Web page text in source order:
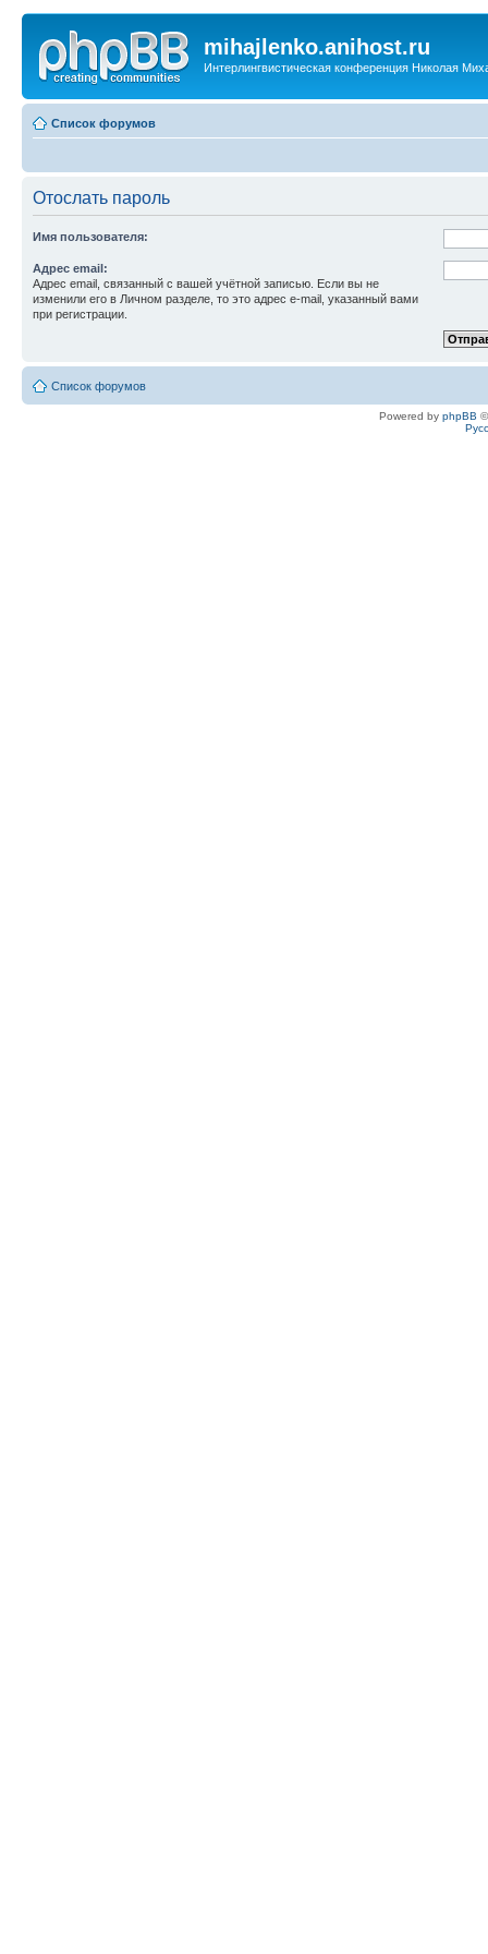
mihajlenko.anihost.ru
Интерлингвистическая конференция Николая
Список форумов
Отослать пароль
Имя пользователя:
Адрес email:
Адрес email, связанный с вашей учётной записью. Если вы не
изменили его в Личном разделе, то это адрес e-mail, указанный вами
при регистрации.
Список форумов
Powered by phpBB